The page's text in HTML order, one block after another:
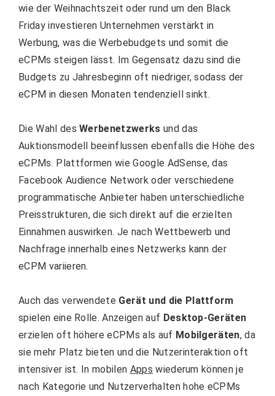
wie der Weihnachtszeit oder rund um den Black
Friday investieren Unternehmen verstärkt in
Werbung, was die Werbebudgets und somit die
eCPMs steigen lässt. Im Gegensatz dazu sind die
Budgets zu Jahresbeginn oft niedriger, sodass der
eCPM in diesen Monaten tendenziell sinkt.
Die Wahl desWerbenetzwerks und das
Auktionsmodell beeinflussen ebenfalls die Höhe des
eCPMs. Plattformen wie Google AdSense, das
Facebook Audience Network oder verschiedene
programmatische Anbieter haben unterschiedliche
Preisstrukturen, die sich direkt auf die erzielten
Einnahmen auswirken. Je nach Wettbewerb und
Nachfrage innerhalb eines Netzwerks kann der
eCPM variieren.
Auch das verwendete Gerät und die Plattform
spielen eine Rolle. Anzeigen auf Desktop-Geräten
erzielen oft höhere eCPMs als auf Mobilgeräten, da
sie mehr Platz bieten und die Nutzerinteraktion oft
intensiver ist. In mobilen Apps wiederum können je
nach Kategorie und Nutzerverhalten hohe eCPMs